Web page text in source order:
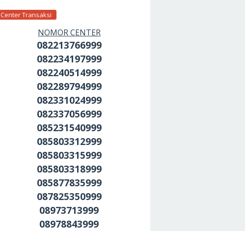
Center Transaksi
NOMOR CENTER
082213766999
082234197999
082240514999
082289794999
082331024999
082337056999
085231540999
085803312999
085803315999
085803318999
085877835999
087825350999
08973713999
08978843999